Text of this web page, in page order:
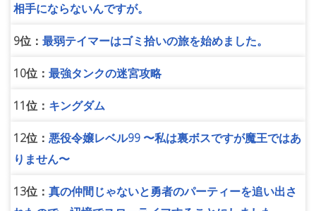
相手にならないんですが。
9位： 最弱テイマーはゴミ拾いの旅を始めました。
10位： 最強タンクの迷宮攻略
11位： キングダム
12位： 悪役令嬢レベル99 〜私は裏ボスですが魔王ではあ
りません〜
13位： 真の仲間じゃないと勇者のパーティーを追い出さ